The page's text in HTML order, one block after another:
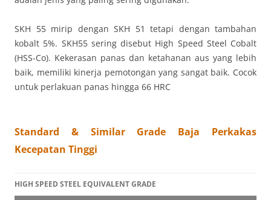
SKH 55 mirip dengan SKH 51 tetapi dengan tambahan
kobalt 5%. SKH55 sering disebut High Speed ​​Steel Cobalt
(HSS-Co). Kekerasan panas dan ketahanan aus yang lebih
baik, memiliki kinerja pemotongan yang sangat baik. Cocok
untuk perlakuan panas hingga 66 HRC
Standard & Similar Grade Baja Perkakas
Kecepatan Tinggi
HIGH SPEED STEEL EQUIVALENT GRADE